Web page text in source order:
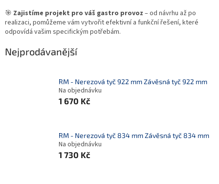
🎯 Zajistíme projekt pro váš gastro provoz – od návrhu až po
realizaci, pomůžeme vám vytvořit efektivní a funkční řešení, které
odpovídá vašim specifickým potřebám.
Nejprodávanější
RM - Nerezová tyč 922 mm Závěsná tyč 922 mm
Na objednávku
1 670 Kč
RM - Nerezová tyč 834 mm Závěsná tyč 834 mm
Na objednávku
1 730 Kč